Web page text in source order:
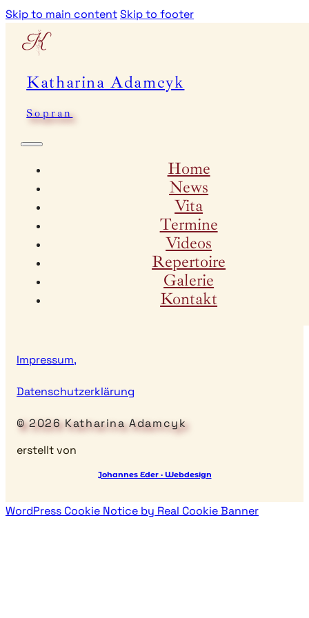
Skip to main contentSkip to footer
Katharina Adamcyk
Sopran
Home
News
Vita
Termine
Videos
Repertoire
Galerie
Kontakt
Impressum,
Datenschutzerklärung
© 2026 Katharina Adamcyk
erstellt von
Johannes Eder · Webdesign
WordPress Cookie Notice by Real Cookie Banner